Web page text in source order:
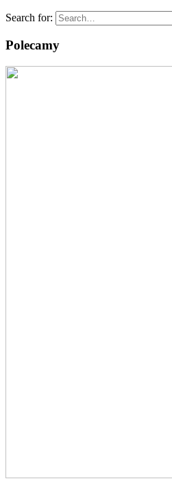
Search for:
Polecamy